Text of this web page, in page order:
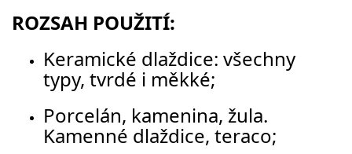
ROZSAH POUŽITÍ:
Keramické dlaždice: všechny
typy, tvrdé i měkké;
Porcelán, kamenina, žula.
Kamenné dlaždice, teraco;